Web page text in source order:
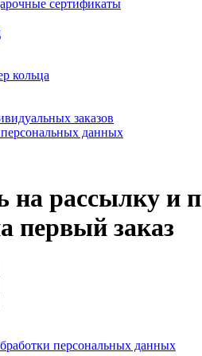
сертификаты
кольца
заказов
данных
на рассылку и
первый заказ
персональных данных